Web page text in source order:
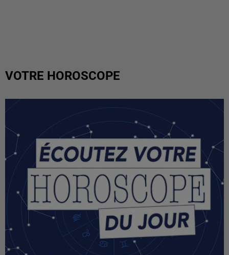
VOTRE HOROSCOPE